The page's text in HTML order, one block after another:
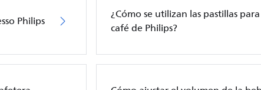
Philips
¿Cómo se utilizan las pastillas
café de Philips?